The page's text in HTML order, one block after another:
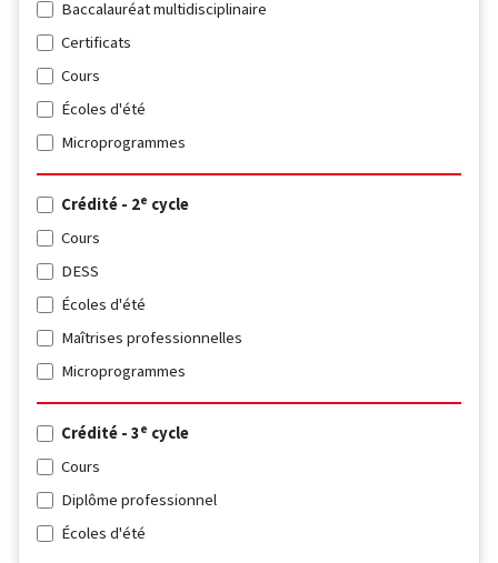
Baccalauréat multidisciplinaire
Certificats
Cours
Écoles d'été
Microprogrammes
Crédité - 2e cycle
Cours
DESS
Écoles d'été
Maîtrises professionnelles
Microprogrammes
Crédité - 3e cycle
Cours
Diplôme professionnel
Écoles d'été